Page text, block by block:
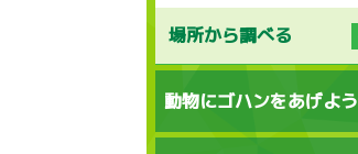
場所から調べる
動物にゴハンをあげよう